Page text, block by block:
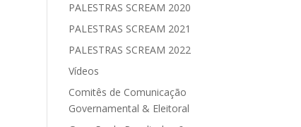
PALESTRAS SCREAM 2020
PALESTRAS SCREAM 2021
PALESTRAS SCREAM 2022
Vídeos
Comitês de Comunicação
Governamental & Eleitoral